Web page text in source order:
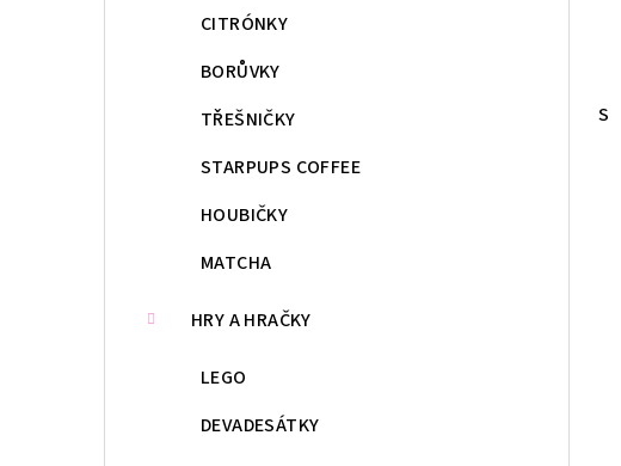
CITRÓNKY
BORŮVKY
TŘEŠNIČKY
STARPUPS COFFEE
HOUBIČKY
MATCHA
HRY A HRAČKY
LEGO
DEVADESÁTKY
S